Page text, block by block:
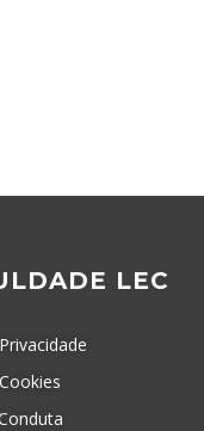
LEC